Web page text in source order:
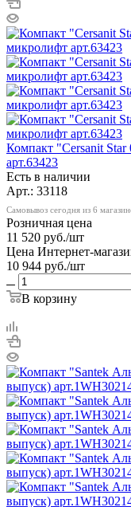
Компакт "Cersanit
арт.63423
Есть в наличии
Арт.: 33118
Самовывоз сегодня из 6
Розничная цена
11 520 руб./шт
Цена Интернет-
10 944 руб./шт
В корзину